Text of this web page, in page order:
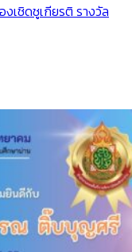
เชิดชูเกียรติ รางวัล